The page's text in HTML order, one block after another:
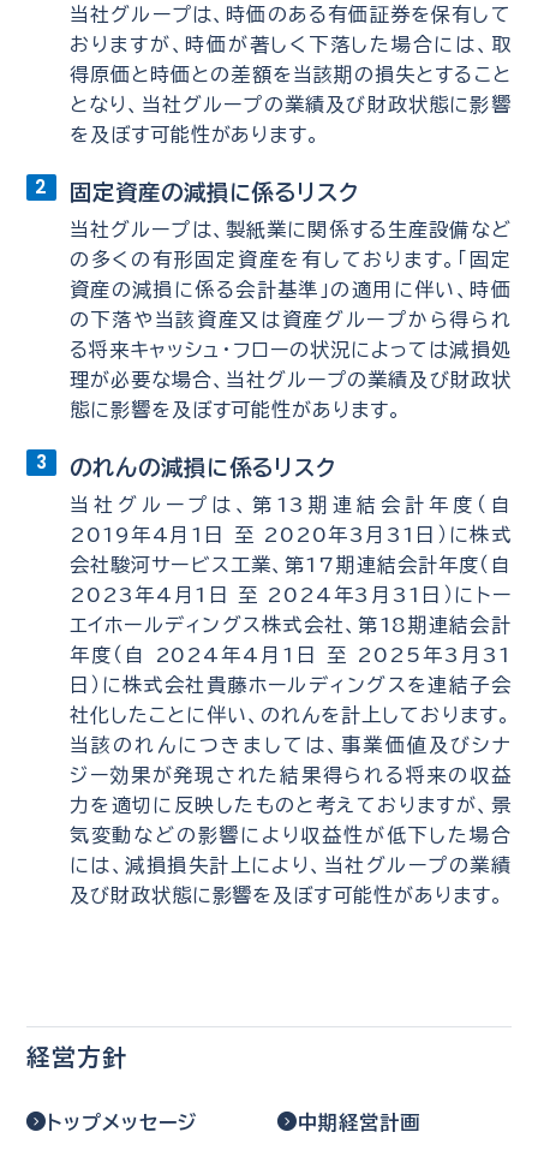
当社グループは、時価のある有価証券を保有して
おりますが、時価が著しく下落した場合には、取
得原価と時価との差額を当該期の損失とすること
となり、当社グループの業績及び財政状態に影響
を及ぼす可能性があります。
固定資産の減損に係るリスク
当社グループは、製紙業に関係する生産設備など
の多くの有形固定資産を有しております。「固定
資産の減損に係る会計基準」の適用に伴い、時価
の下落や当該資産又は資産グループから得られ
る将来キャッシュ・フローの状況によっては減損処
理が必要な場合、当社グループの業績及び財政状
態に影響を及ぼす可能性があります。
のれんの減損に係るリスク
当社グループは、第13期連結会計年度（自
2019年4月1日 至 2020年3月31日）に株式
会社駿河サービス工業、第17期連結会計年度（自
2023年4月1日 至 2024年3月31日）にトー
エイホールディングス株式会社、第18期連結会計
年度（自 2024年4月1日 至 2025年3月31
日）に株式会社貴藤ホールディングスを連結子会
社化したことに伴い、のれんを計上しております。
当該のれんにつきましては、事業価値及びシナ
ジー効果が発現された結果得られる将来の収益
力を適切に反映したものと考えておりますが、景
気変動などの影響により収益性が低下した場合
には、減損損失計上により、当社グループの業績
及び財政状態に影響を及ぼす可能性があります。
経営方針
トップメッセージ 中期経営計画